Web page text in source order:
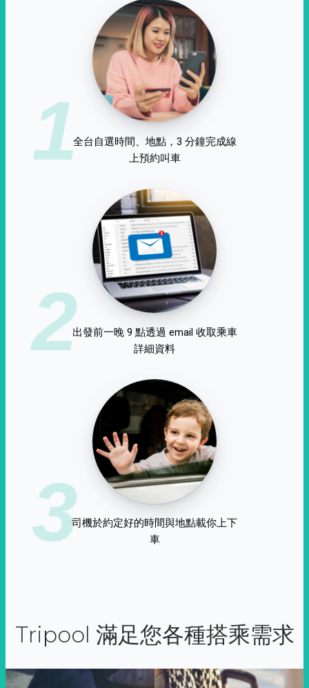
1全台自選時間、地點，3 分鐘完成線
上預約叫車
2出發前一晚 9 點透過 email 收取乘車
詳細資料
3司機於約定好的時間與地點載你上下
車
Tripool 滿足您各種搭乘需求